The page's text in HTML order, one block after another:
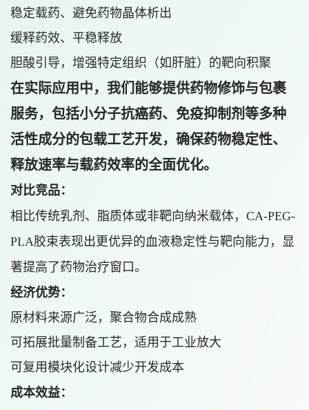
稳定载药、避免药物晶体析出
缓释药效、平稳释放
胆酸引导，增强特定组织（如肝脏）的靶向积聚
在实际应用中，我们能够提供药物修饰与包裹
服务，包括小分子抗癌药、免疫抑制剂等多种
活性成分的包载工艺开发，确保药物稳定性、
释放速率与载药效率的全面优化。
对比竞品：
相比传统乳剂、脂质体或非靶向纳米载体，CA-PEG-
PLA胶束表现出更优异的血液稳定性与靶向能力，显
著提高了药物治疗窗口。
经济优势：
原材料来源广泛，聚合物合成成熟
可拓展批量制备工艺，适用于工业放大
可复用模块化设计减少开发成本
成本效益：